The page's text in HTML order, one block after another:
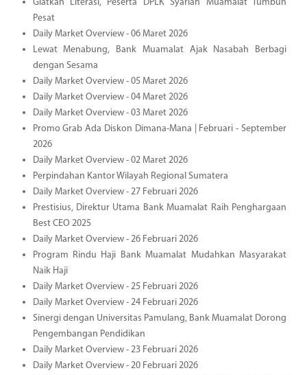
Giatkan Literasi, Peserta DPLK Syariah Muamalat Tumbuh
Pesat
Daily Market Overview - 06 Maret 2026
Lewat Menabung, Bank Muamalat Ajak Nasabah Berbagi
dengan Sesama
Daily Market Overview - 05 Maret 2026
Daily Market Overview - 04 Maret 2026
Daily Market Overview - 03 Maret 2026
Promo Grab Ada Diskon Dimana-Mana | Februari - September
2026
Daily Market Overview - 02 Maret 2026
Perpindahan Kantor Wilayah Regional Sumatera
Daily Market Overview - 27 Februari 2026
Prestisius, Direktur Utama Bank Muamalat Raih Penghargaan
Best CEO 2025
Daily Market Overview - 26 Februari 2026
Program Rindu Haji Bank Muamalat Mudahkan Masyarakat
Naik Haji
Daily Market Overview - 25 Februari 2026
Daily Market Overview - 24 Februari 2026
Sinergi dengan Universitas Pamulang, Bank Muamalat Dorong
Pengembangan Pendidikan
Daily Market Overview - 23 Februari 2026
Daily Market Overview - 20 Februari 2026